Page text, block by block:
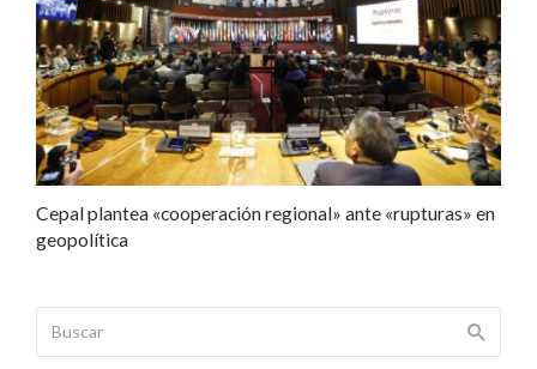
Cepal plantea «cooperación regional» ante «rupturas» en
geopolítica